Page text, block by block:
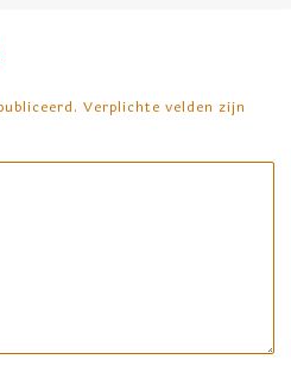
Verplichte velden zijn